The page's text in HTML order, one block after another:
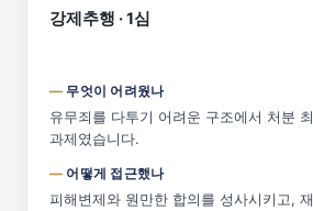
강제추행 · 1심
무엇이 어려웠나
유무죄를 다투기 어려운 구조에서 처분
과제였습니다.
어떻게 접근했나
피해변제와 원만한 합의를 성사시키고,